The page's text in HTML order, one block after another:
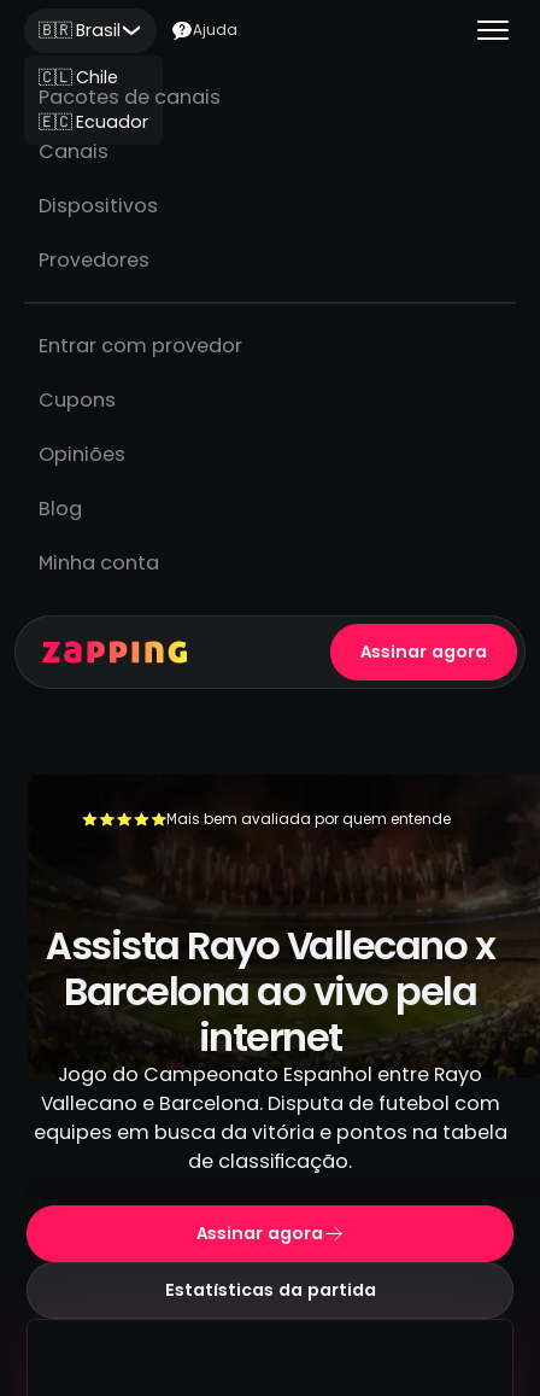
🇧🇷 Brasil
🇨🇱 Chile
🇪🇨 Ecuador
Ajuda
Pacotes de canais
Canais
Dispositivos
Provedores
Entrar com provedor
Cupons
Opiniões
Blog
Minha conta
Assinar agora
Mais bem avaliada por quem entende
+500.000 usuários já se livraram da TV a cabo
Assista Rayo Vallecano x
Barcelona ao vivo pela
internet
Jogo do Campeonato Espanhol entre Rayo
Vallecano e Barcelona. Disputa de futebol com
equipes em busca da vitória e pontos na tabela
de classificação.
Assinar agora
Estatísticas da partida